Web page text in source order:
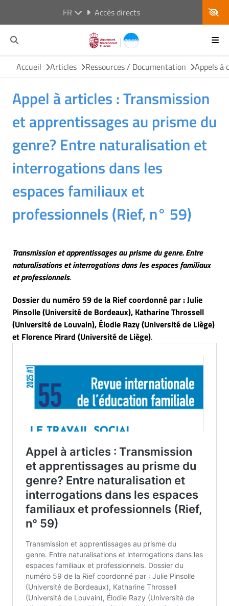
FR Accès directs
Accueil Articles Ressources / Documentation Appels à
Appel à articles : Transmission
et apprentissages au prisme du
genre? Entre naturalisation et
interrogations dans les
espaces familiaux et
professionnels (Rief, n° 59)
Transmission et apprentissages au prisme du genre. Entre
naturalisations et interrogations dans les espaces familiaux
et professionnels.
Dossier du numéro 59 de la Rief coordonné par :Julie
Pinsolle (Université de Bordeaux), Katharine Throssell
(Université de Louvain), Élodie Razy (Université de Liège)
et Florence Pirard (Université de Liège).